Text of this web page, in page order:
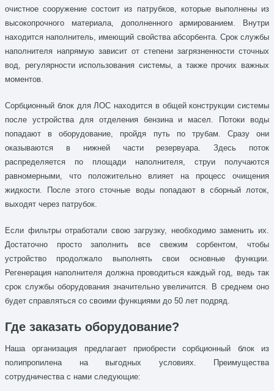
очистное сооружение состоит из патрубков, которые выполнены из
высокопрочного материала, дополненного армированием. Внутри
находится наполнитель, имеющий свойства абсорбента. Срок службы
наполнителя напрямую зависит от степени загрязненности сточных
вод, регулярности использования системы, а также прочих важных
моментов.
Сорбционный блок для ЛОС находится в общей конструкции системы
после устройства для отделения бензина и масел. Потоки воды
попадают в оборудование, пройдя путь по трубам. Сразу они
оказываются в нижней части резервуара. Здесь поток
распределяется по площади наполнителя, струи получаются
равномерными, что положительно влияет на процесс очищения
жидкости. После этого сточные воды попадают в сборный лоток,
выходят через патрубок.
Если фильтры отработали свою загрузку, необходимо заменить их.
Достаточно просто заполнить все свежим сорбентом, чтобы
устройство продолжало выполнять свои основные функции.
Регенерация наполнителя должна проводиться каждый год, ведь так
срок службы оборудования значительно увеличится. В среднем оно
будет справляться со своими функциями до 50 лет подряд.
Где заказать оборудование?
Наша организация предлагает приобрести сорбционный блок из
полипропилена на выгодных условиях. Преимущества
сотрудничества с нами следующие: